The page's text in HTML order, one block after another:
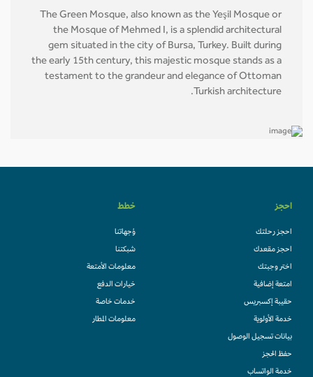
The Green Mosque, also known as the Yeşil Mosque or
the Mosque of Mehmed I, is a splendid architectural
gem situated in the city of Bursa, Turkey. Built during
the early 15th century, this majestic mosque stands as a
testament to the grandeur and elegance of Ottoman
Turkish architecture.
احجز
احجز رحلتك
احجز مقعدك
اختر وجبتك
امتعة إضافية
حقيبة إكسبريس
خدمة الأولوية
بيانات تسجيل الوصول
حفظ الحجز
خدمة الواتساب
خطط
وُجهاتنا
شبكتنا
معلومات الأمتعة
خيارات الدفع
خدمات خاصة
معلومات المطار